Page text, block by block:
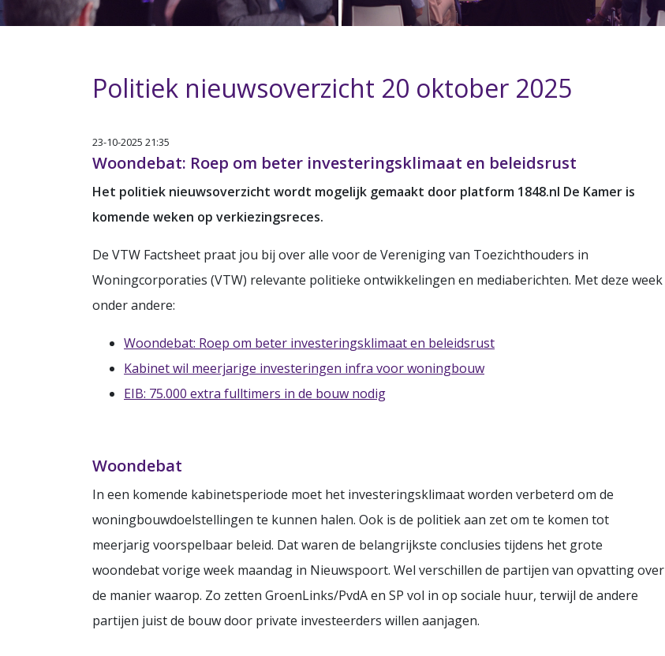
Politiek nieuwsoverzicht 20 oktober 2025
23-10-2025 21:35
Woondebat: Roep om beter investeringsklimaat en beleidsrust
Het politiek nieuwsoverzicht wordt mogelijk gemaakt door platform 1848.nl De Kamer is
komende weken op verkiezingsreces.
De VTW Factsheet praat jou bij over alle voor de Vereniging van Toezichthouders in
Woningcorporaties (VTW) relevante politieke ontwikkelingen en mediaberichten. Met deze week
onder andere:
Woondebat: Roep om beter investeringsklimaat en beleidsrust
Kabinet wil meerjarige investeringen infra voor woningbouw
EIB: 75.000 extra fulltimers in de bouw nodig
Woondebat
In een komende kabinetsperiode moet het investeringsklimaat worden verbeterd om de
woningbouwdoelstellingen te kunnen halen. Ook is de politiek aan zet om te komen tot
meerjarig voorspelbaar beleid. Dat waren de belangrijkste conclusies tijdens het grote
woondebat vorige week maandag in Nieuwspoort. Wel verschillen de partijen van opvatting over
de manier waarop. Zo zetten GroenLinks/PvdA en SP vol in op sociale huur, terwijl de andere
partijen juist de bouw door private investeerders willen aanjagen.